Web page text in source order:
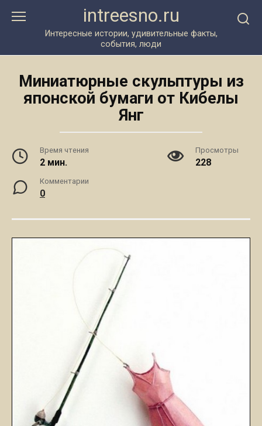
intreesno.ru
Интересные истории, удивительные факты,
события, люди
Миниатюрные скульптуры из
японской бумаги от Кибелы
Янг
Время чтения
2 мин.
Просмотры
228
Комментарии
0